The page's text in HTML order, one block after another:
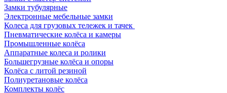
Замки тубулярные
Электронные мебельные замки
Колеса для грузовых тележек и тачек
Пневматические колёса и камеры
Промышленные колёса
Аппаратные колеса и ролики
Большегрузные колёса и опоры
Колёса с литой резиной
Полиуретановые колёса
Комплекты колёс